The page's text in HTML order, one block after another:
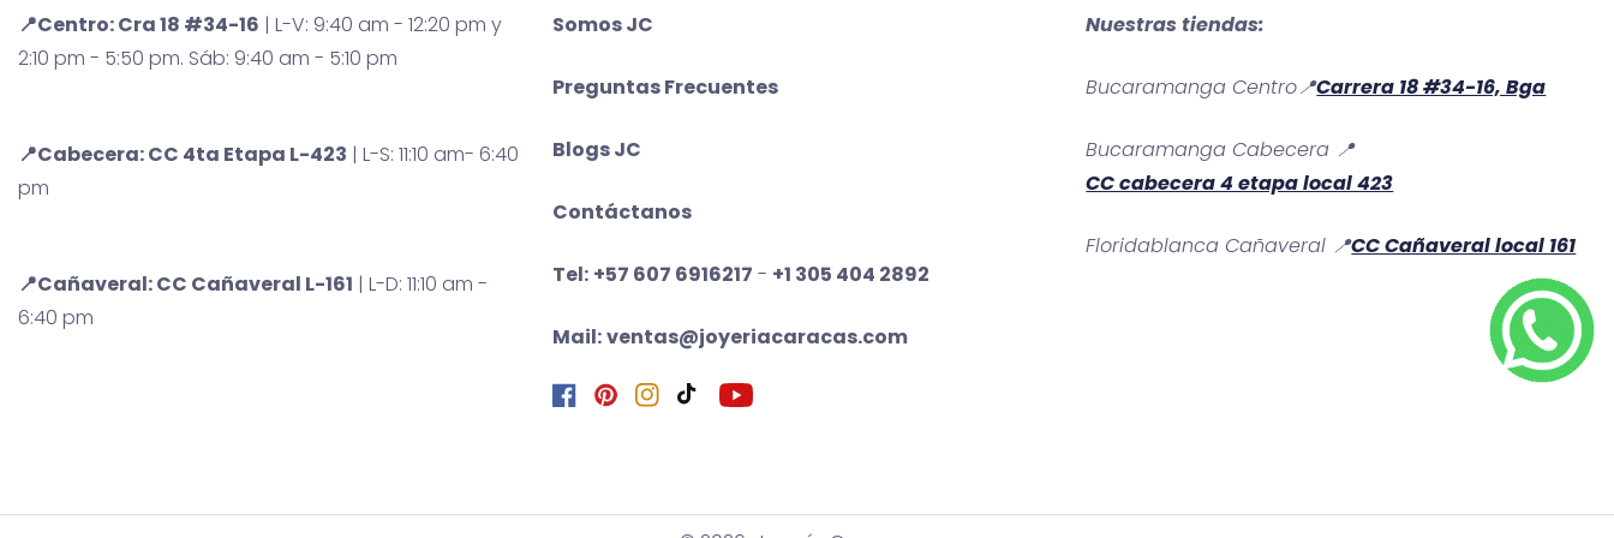
📍Centro:Cra 18 #34-16 | L-V: 9:40 am - 12:20 pm y
2:10 pm - 5:50 pm. Sáb: 9:40 am - 5:10 pm
📍Cabecera:CC 4ta Etapa L-423 | L-S: 11:10 am- 6:40
pm
📍Cañaveral:CC Cañaveral L-161 | L-D: 11:10 am -
6:40 pm
Somos JC
Preguntas Frecuentes
Blogs JC
Contáctanos
Tel: +57 607 6916217 - +1 305 404 2892
Mail:ventas@joyeriacaracas.com
Facebook
PinterestInstagram
Nuestras tiendas:
Bucaramanga Centro📍Carrera 18 #34-16, Bga
Bucaramanga Cabecera 📍
CC cabecera 4 etapa local 423
Floridablanca Cañaveral 📍CC Cañaveral local 161